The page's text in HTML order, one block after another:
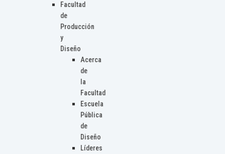
Facultad
de
Producción
y
Diseño
Acerca
de
la
Facultad
Escuela
Pública
de
Diseño
Líderes